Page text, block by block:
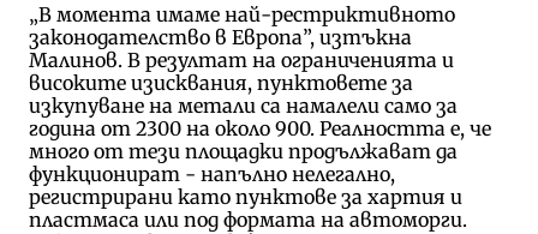
„В момента имаме най-рестриктивното
законодателство в Европа”, изтъкна
Малинов. В резултат на ограниченията и
високите изисквания, пунктовете за
изкупуване на метали са намалели само за
година от 2300 на около 900. Реалността е, че
много от тези площадки продължават да
функционират - напълно нелегално,
регистрирани като пунктове за хартия и
пластмаса или под формата на автоморги.